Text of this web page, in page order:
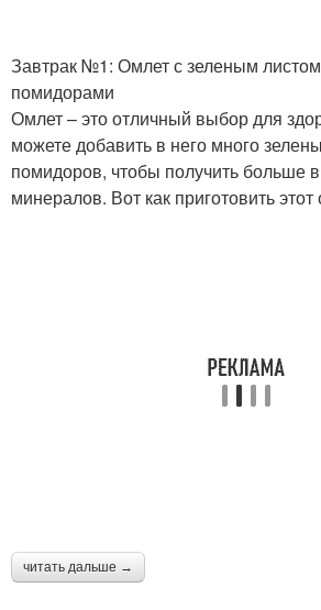
Завтрак №1: Омлет с зеленым
помидорами
Омлет – это отличный выбор для
можете добавить в него много
помидоров, чтобы получить больше
минералов. Вот как приготовить этот
читать дальше →